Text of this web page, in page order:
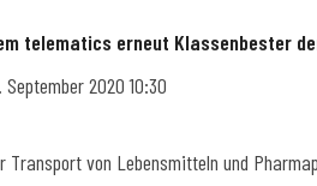
telematics erneut Klassenbester
September 2020 10:30
Transport von Lebensmitteln und